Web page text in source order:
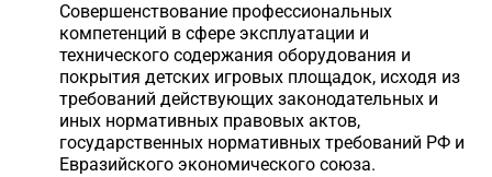
Совершенствование профессиональных
компетенций в сфере эксплуатации и
технического содержания оборудования и
покрытия детских игровых площадок, исходя из
требований действующих законодательных и
иных нормативных правовых актов,
государственных нормативных требований РФ и
Евразийского экономического союза.